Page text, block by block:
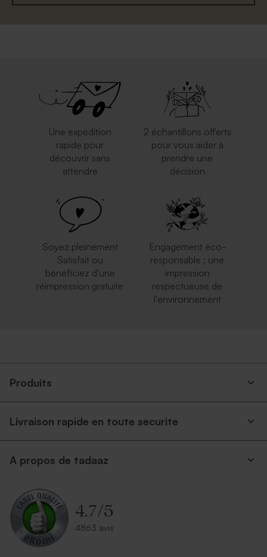
Une expédition
rapide pour
découvrir sans
attendre
2 échantillons offerts
pour vous aider à
prendre une
décision
Soyez pleinement
Satisfait ou
bénéficiez d'une
réimpression gratuite
Engagement éco-
responsable : une
impression
respectueuse de
l'environnement
Produits
Livraison rapide en toute securite
A propos de tadaaz
4.7/5
4863 avis